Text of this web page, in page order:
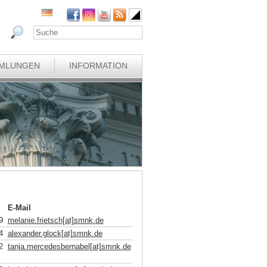
INFORMATION
E-Mail
melanie.frietsch[at]smnk.de
alexander.glock[at]smnk.de
tanja.mercedesbernabel[at]smnk.de